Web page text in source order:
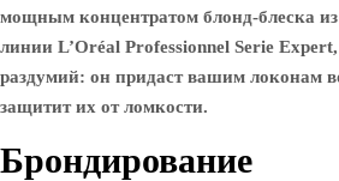
мощным концентратом блонд-блеска
линии L’Oréal Professionnel Serie Expert,
раздумий: он придаст вашим локонам
защитит их от ломкости.
Брондирование